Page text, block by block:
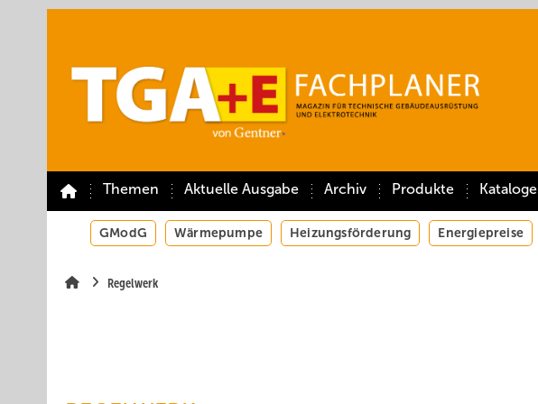
Themen Aktuelle Ausgabe Archiv Produkte Kataloge
GModG Wärmepumpe Heizungsförderung Energiepreise
Regelwerk